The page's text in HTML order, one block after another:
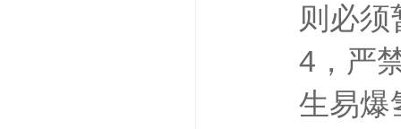
则必
4，严
生易爆